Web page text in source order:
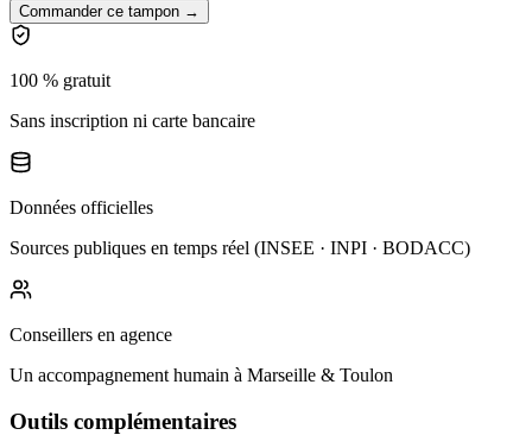
Commander ce tampon →
100 % gratuit
Sans inscription ni carte bancaire
Données officielles
Sources publiques en temps réel (INSEE · INPI · BODACC)
Conseillers en agence
Un accompagnement humain à Marseille & Toulon
Outils complémentaires